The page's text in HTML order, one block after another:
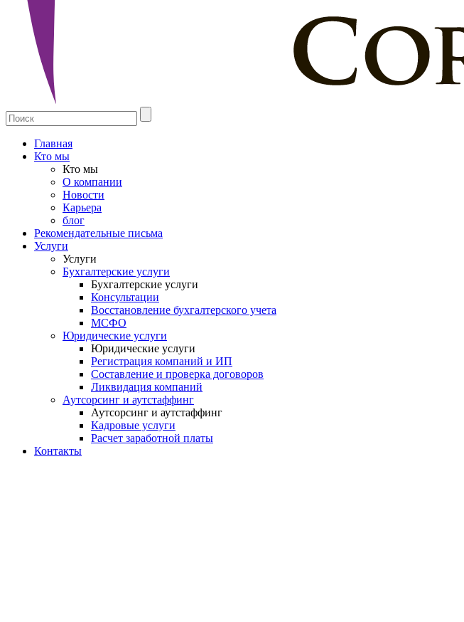
Главная
Кто мы
Кто мы
О компании
Новости
Карьера
блог
Рекомендательные письма
Услуги
Услуги
Бухгалтерские услуги
Бухгалтерские услуги
Консультации
Восстановление бухгалтерского учета
МСФО
Юридические услуги
Юридические услуги
Регистрация компаний и ИП
Составление и проверка договоров
Ликвидация компаний
Аутсорсинг и аутстаффинг
Аутсорсинг и аутстаффинг
Кадровые услуги
Расчет заработной платы
Контакты